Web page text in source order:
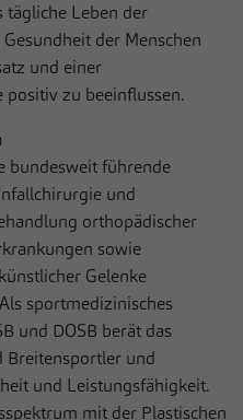
Leben der
der Menschen
und einer
positiv zu beeinflussen.
bundesweit führende
und
orthopädischer
sowie
Gelenke
sportmedizinisches
und DOSB berät das
Breitensportler und
und Leistungsfähigkeit.
mit der Plastischen